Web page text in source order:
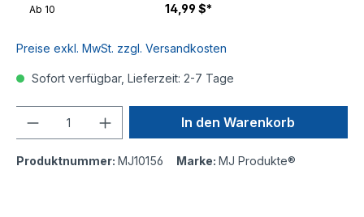
Ab 10 14,99 $*
Preise exkl. MwSt. zzgl. Versandkosten
Sofort verfügbar, Lieferzeit: 2-7 Tage
In den Warenkorb
Produktnummer: MJ10156 Marke: MJ Produkte®